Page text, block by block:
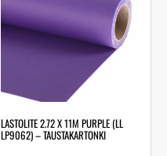
LASTOLITE 2.72 X 11M PURPLE (LL
LP9062) – TAUSTAKARTONKI